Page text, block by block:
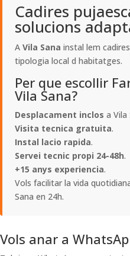
Cadires
solucions
A Vila Sana instal lem
tipologia local d habitatges.
Per que escollir
Vila Sana?
Desplacament inclos a Vila
Visita tecnica gratuita.
Instal lacio rapida.
Servei tecnic propi 24-48h.
+15 anys experiencia.
Vols facilitar la vida
Sana en 24h.
Vols anar a